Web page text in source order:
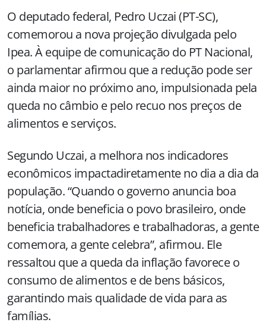
O deputado federal, Pedro Uczai (PT-SC),
comemorou a nova projeção divulgada pelo
Ipea. À equipe de comunicação do PT Nacional,
o parlamentar afirmou que a redução pode ser
ainda maior no próximo ano, impulsionada pela
queda no câmbio e pelo recuo nos preços de
alimentos e serviços.
Segundo Uczai, a melhora nos indicadores
econômicos impactadiretamente no dia a dia da
população. “Quando o governo anuncia boa
notícia, onde beneficia o povo brasileiro, onde
beneficia trabalhadores e trabalhadoras, a gente
comemora, a gente celebra”, afirmou. Ele
ressaltou que a queda da inflação favorece o
consumo de alimentos e de bens básicos,
garantindo mais qualidade de vida para as
famílias.